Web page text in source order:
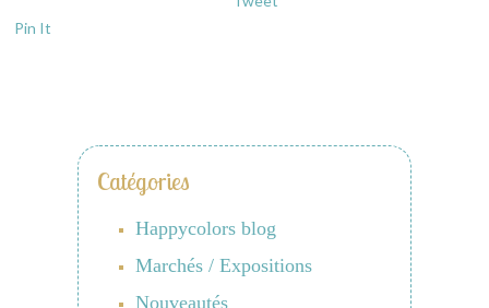
Pin It
Catégories
Happycolors blog
Marchés / Expositions
Nouveautés